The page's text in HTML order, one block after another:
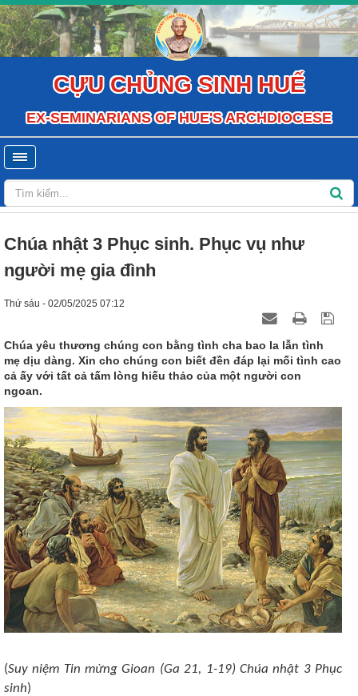
CỰU CHỦNG SINH HUẾ
EX-SEMINARIANS OF HUE'S ARCHDIOCESE
Chúa nhật 3 Phục sinh. Phục vụ như
người mẹ gia đình
Thứ sáu - 02/05/2025 07:12
Chúa yêu thương chúng con bằng tình cha bao la lẫn tình
mẹ dịu dàng. Xin cho chúng con biết đền đáp lại mối tình cao
cả ấy với tất cả tấm lòng hiếu thảo của một người con
ngoan.
(Suy niệm Tin mừng Gioan (Ga 21, 1-19) Chúa nhật 3 Phục
sinh)